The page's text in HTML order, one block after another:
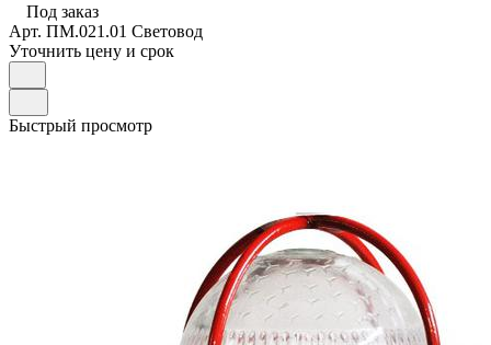
Под заказ
Арт. ПМ.021.01 Световод
Уточнить цену и срок
Быстрый просмотр